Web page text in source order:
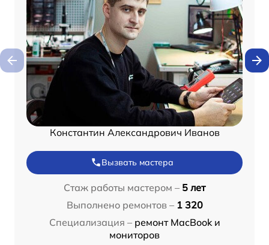
Константин Александрович Иванов
Вызвать мастера
Стаж работы мастером – 5 лет
Выполнено ремонтов – 1 320
Специализация – ремонт MacBook и
мониторов